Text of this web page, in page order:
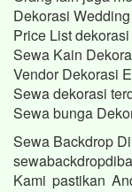
Dekorasi
Price List
Sewa Kain
Vendor Dekorasi
Sewa dekorasi
Sewa bunga
Sewa Backdrop
Kami pastikan